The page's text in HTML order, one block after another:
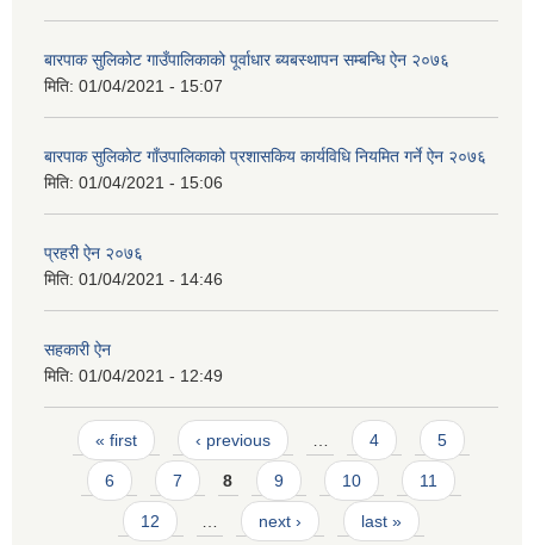
बारपाक सुलिकोट गाउँपालिकाको पूर्वाधार ब्यबस्थापन सम्बन्धि ऐन २०७६
मिति: 01/04/2021 - 15:07
बारपाक सुलिकोट गाँउपालिकाको प्रशासकिय कार्यविधि नियमित गर्ने ऐन २०७६
मिति: 01/04/2021 - 15:06
प्रहरी ऐन २०७६
मिति: 01/04/2021 - 14:46
सहकारी ऐन
मिति: 01/04/2021 - 12:49
Pages
« first ‹ previous 4 5
6 7 8 9 10 11
12 next › last »